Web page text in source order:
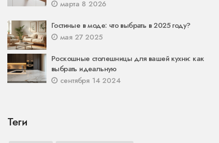
марта 8 2026
Гостиные в моде: что выбрать в 2025 году?
мая 27 2025
Роскошные столешницы для вашей кухни: как
выбрать идеальную
сентября 14 2024
Теги